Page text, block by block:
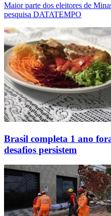
Maior parte dos eleitores de
pesquisa DATATEMPO
Brasil completa 1 ano
desafios persistem